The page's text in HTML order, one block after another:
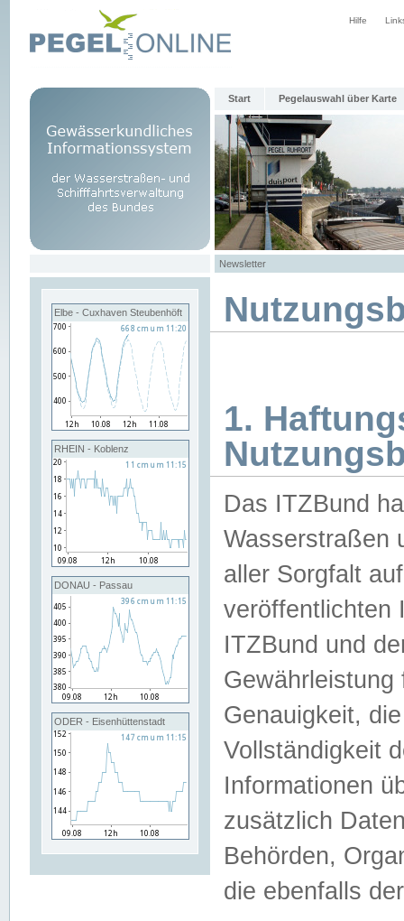
Hilfe
Start Pegelauswahl über Karte
Newsletter
Elbe - Cuxhaven Steubenhöft
RHEIN - Koblenz
DONAU - Passau
ODER - Eisenhüttenstadt
1.
Das ITZBund
Wasserstraßen
aller Sorgfalt
veröffentlichten
ITZBund und
Genauigkeit,
Vollständigkeit
Informationen
zusätzlich
Behörden,
die ebenfalls